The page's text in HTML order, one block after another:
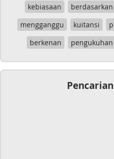
kebiasaan
berdasarkan
mengganggu
kuitansi
berkenan
pengukuhan